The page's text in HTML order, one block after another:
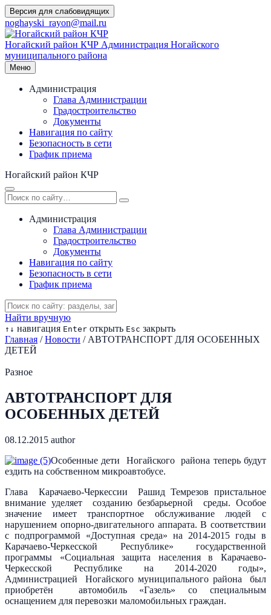
Перейти
к
содержимому
Версия для слабовидящих
noghayski_rayon@mail.ru
Ногайский район КЧР Администрация Ногайского
муниципального района
Меню
Администрация
Глава Администрации
Градостроительство
Документы
Навигация по сайту
Безопасность в сети
График приема
Ногайский район КЧР
Администрация
Глава Администрации
Градостроительство
Документы
Навигация по сайту
Безопасность в сети
График приема
Найти вручную
↑ ↓ навигация Enter открыть Esc закрыть
Главная / Новости / АВТОТРАНСПОРТ ДЛЯ ОСОБЕННЫХ
ДЕТЕЙ
Разное
АВТОТРАНСПОРТ ДЛЯ
ОСОБЕННЫХ ДЕТЕЙ
08.12.2015 author
Особенные дети Ногайского района теперь будут
ездить на собственном микроавтобусе.
Глава Карачаево-Черкессии Рашид Темрезов пристальное
внимание уделяет созданию безбарьерной среды. Особое
значение имеет транспортное обслуживание людей с
нарушением опорно-двигательного аппарата. В соответствии
с подпрограммой «Доступная среда» на 2014-2015 годы в
Карачаево-Черкесской Республике» государственной
программы «Социальная защита населения в Карачаево-
Черкесской Республике на 2014-2020 годы»,
Администрацией Ногайского муниципального района был
приобретён автомобиль «Газель» со специальным
оснащением для перевозки маломобильных граждан.